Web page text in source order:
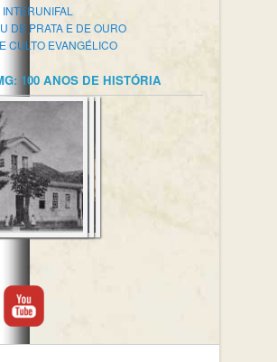
DE PRATA E DE OURO
CULTO EVANGÉLICO
100 ANOS DE HISTÓRIA